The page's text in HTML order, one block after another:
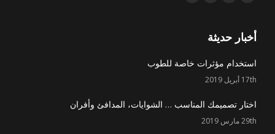
opens
new
window
opens
new
window
opens
new
window
new
أخبار حديثة
استخدام مؤثرات خاصة للطوب
17th أبريل 2019
اختار تصميمك المناسب … الشوايات، المدافئ وأفران
29th مارس 2019